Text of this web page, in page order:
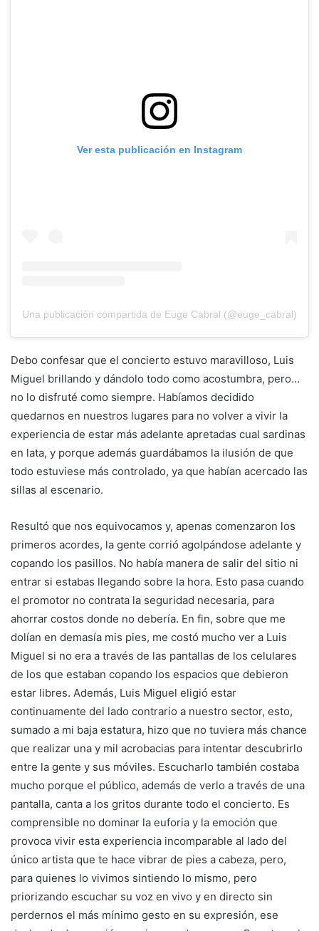
Ver esta publicación en Instagram
Una publicación compartida de Euge Cabral (@euge_cabral)
Debo confesar que el concierto estuvo maravilloso, Luis
Miguel brillando y dándolo todo como acostumbra, pero…
no lo disfruté como siempre. Habíamos decidido
quedarnos en nuestros lugares para no volver a vivir la
experiencia de estar más adelante apretadas cual sardinas
en lata, y porque además guardábamos la ilusión de que
todo estuviese más controlado, ya que habían acercado las
sillas al escenario.
Resultó que nos equivocamos y, apenas comenzaron los
primeros acordes, la gente corrió agolpándose adelante y
copando los pasillos. No había manera de salir del sitio ni
entrar si estabas llegando sobre la hora. Esto pasa cuando
el promotor no contrata la seguridad necesaria, para
ahorrar costos donde no debería. En fin, sobre que me
dolían en demasía mis pies, me costó mucho ver a Luis
Miguel si no era a través de las pantallas de los celulares
de los que estaban copando los espacios que debieron
estar libres. Además, Luis Miguel eligió estar
continuamente del lado contrario a nuestro sector, esto,
sumado a mi baja estatura, hizo que no tuviera más chance
que realizar una y mil acrobacias para intentar descubrirlo
entre la gente y sus móviles. Escucharlo también costaba
mucho porque el público, además de verlo a través de una
pantalla, canta a los gritos durante todo el concierto. Es
comprensible no dominar la euforia y la emoción que
provoca vivir esta experiencia incomparable al lado del
único artista que te hace vibrar de pies a cabeza, pero,
para quienes lo vivimos sintiendo lo mismo, pero
priorizando escuchar su voz en vivo y en directo sin
perdernos el más mínimo gesto en su expresión, ese